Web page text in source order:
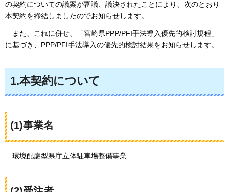
の契約についての議案が審議、議決されたことにより、次のとおり
本契約を締結しましたのでお知らせします。
また、これに併せ、「宮崎県PPP/PFI手法導入優先的検討規程」
に基づき、PPP/PFI手法導入の優先的検討結果をお知らせします。
1.本契約について
(1)事業名
環境配慮型県庁立体駐車場整備事業